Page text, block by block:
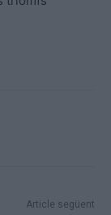
Article següent